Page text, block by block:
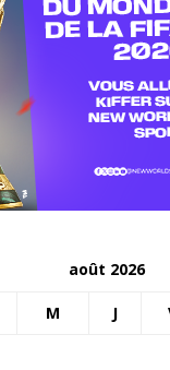
août 2026
M J